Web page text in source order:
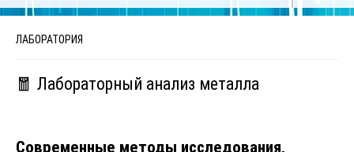
ЛАБОРАТОРИЯ
🧧 Лабораторный анализ металла
Современные методы исследования,